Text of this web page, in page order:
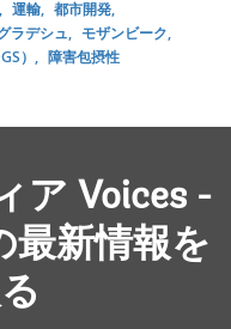
運輸
都市開発
ラデシュ
モザンビーク
） 障害包摂性
ア Voices -
最新情報を